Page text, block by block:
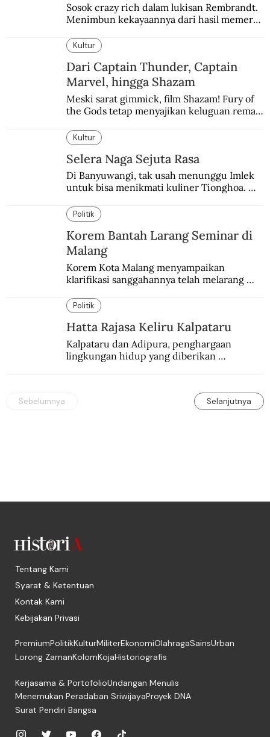
Sosok crazy rich dalam lukisan Rembrandt.
Menimbun kekayaannya dari hasil memeras
Kultur
Dari Captain Thunder, Captain
Marvel, hingga Shazam
Meski sarat gimmick, film Shazam! Fury of
the Gods tetap menyajikan keluguan remaja
Yunani.
Kultur
Selera Naga Sejuta Rasa
Di Banyuwangi, tak usah menunggu Imlek
untuk bisa menikmati kuliner Tionghoa.
pekan.
Politik
Korem Bantah Larang Seminar di
Malang
Korem Kota Malang menyampaikan
klarifikasi sanggahannya telah melarang
Malang.
Politik
Hatta Rajasa Keliru Kalpataru
Kalpataru dan Adipura, penghargaan
lingkungan hidup yang diberikan
Sebelumnya Selanjutnya
Tentang Kami
Syarat & Ketentuan
Kontak Kami
Kebijakan Privasi
PremiumPolitikKulturMiliterEkonomiOlahragaSainsUrban
Lorong ZamanKolomKojaHistoriografis
Kerjasama & PortofolioUndangan Menulis
Menemukan Peradaban SriwijayaProyek DNA
Surat Pendiri Bangsa